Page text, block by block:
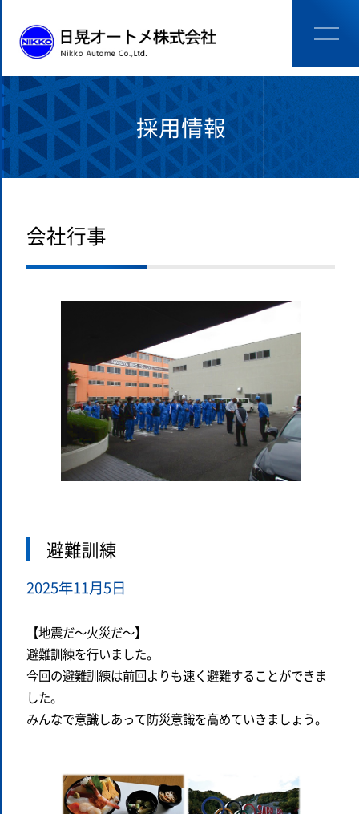
採用情報
会社行事
避難訓練
2025年11月5日
【地震だ～火災だ～】
避難訓練を行いました。
今回の避難訓練は前回よりも速く避難することができま
した。
みんなで意識しあって防災意識を高めていきましょう。